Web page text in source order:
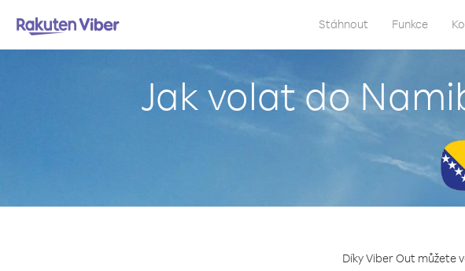
Stáhnout Funkce
Jak volat do
Díky Viber Out můžete